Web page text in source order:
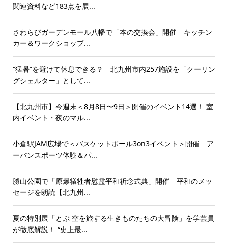
関連資料など183点を展...
さわらびガーデンモール八幡で「本の交換会」開催 キッチン
カー＆ワークショップ...
“猛暑”を避けて休息できる？ 北九州市内257施設を「クーリン
グシェルター」として...
【北九州市】今週末＜8月8日〜9日＞開催のイベント14選！ 室
内イベント・夜のマル...
小倉駅JAM広場で＜バスケットボール3on3イベント＞開催 ア
ーバンスポーツ体験＆パ...
勝山公園で「原爆犠牲者慰霊平和祈念式典」開催 平和のメッ
セージを朗読【北九州...
夏の特別展「とぶ 空を旅する生きものたちの大冒険」を学芸員
が徹底解説！ “史上最...